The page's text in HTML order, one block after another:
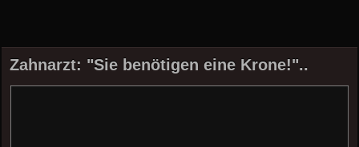
Zahnarzt: "Sie benötigen eine Krone!"..